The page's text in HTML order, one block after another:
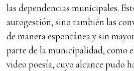
las dependencias municipales.
autogestión, sino también las
de manera espontánea y sin
parte de la municipalidad, como
video poesía, cuyo alcance pudo